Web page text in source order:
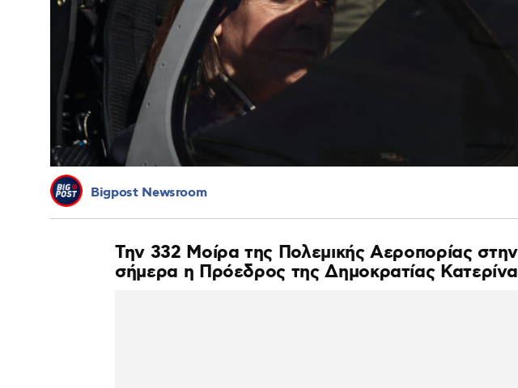
Bigpost Newsroom
Την 332 Μοίρα της Πολεμικής Αεροπορίας
σήμερα η Πρόεδρος της Δημοκρατίας